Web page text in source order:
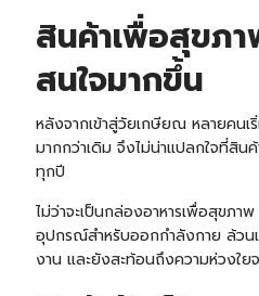
สินค้าเพื่อสุขภ
สนใจมากขึ้น
หลังจากเข้าสู่วัยเกษียณ หลายคนเ
มากกว่าเดิม จึงไม่น่าแปลกใจที่สิ
ทุกปี
ไม่ว่าจะเป็นกล่องอาหารเพื่อสุขภ
อุปกรณ์สำหรับออกกำลังกาย ล้วน
งาน และยังสะท้อนถึงความห่วงใ